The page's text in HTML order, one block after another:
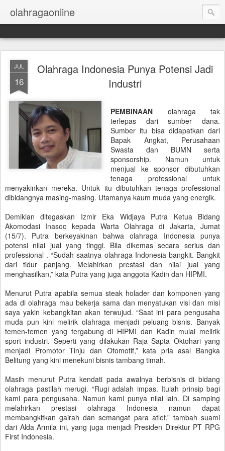
olahragaonline
JUL
16
Olahraga Indonesia Punya Potensi Jadi
Industri
PEMBINAAN olahraga tak
terlepas dari sumber dana.
Sumber itu bisa didapatkan dari
Bapak Angkat, Perusahaan
Swasta dan BUMN serta
sponsorship. Namun untuk
menjual ke sponsor dibutuhkan
tenaga professional untuk
menyakinkan mereka. Untuk itu dibutuhkan tenaga professional
dibidangnya masing-masing. Utamanya kaum muda yang energik.
Demikian ditegaskan Izmir Eka Widjaya Putra Ketua Bidang
Akomodasi Inasoc kepada Warta Olahraga di Jakarta, Jumat
(15/7). Putra berkeyakinan bahwa olahraga Indonesia punya
potensi nilai jual yang tinggi. Bila dikemas secara serius dan
professional . “Sudah saatnya olahraga Indonesia bangkit. Bangkit
dari tidur panjang. Melahirkan prestasi dan nilai jual yang
menghasilkan,” kata Putra yang juga anggota Kadin dan HIPMI.
Menurut Putra apabila semua steak holader dan komponen yang
ada di olahraga mau bekerja sama dan menyatukan visi dan misi
saya yakin kebangkitan akan terwujud. “Saat ini para pengusaha
muda pun kini melirik olahraga menjadi peluang bisnis. Banyak
temen-temen yang tergabung di HIPMI dan Kadin mulai melirik
sport industri. Seperti yang dilakukan Raja Sapta Oktohari yang
menjadi Promotor Tinju dan Otomotif,” kata pria asal Bangka
Belitung yang kini menekuni bisnis tambang timah.
Masih menurut Putra kendati pada awalnya berbisnis di bidang
olahraga pastilah merugi. “Rugi adalah impas. Itulah prinsip bagi
kami para pengusaha. Namun kami punya nilai lain. Di samping
melahirkan prestasi olahraga Indonesia namun dapat
membangkitkan gairah dan semangat para atlet,” tambah suami
dari Alda Armila ini, yang juga menjadi Presiden Direktur PT RPG
First Indonesia.